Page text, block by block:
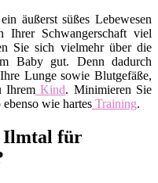
äußerst süßes Lebewesen
Ihrer Schwangerschaft viel
Sie sich vielmehr über die
Baby gut. Denn dadurch
Lunge sowie Blutgefäße,
Ihrem Kind. Minimieren Sie
wie hartes Training.
Ilmtal für